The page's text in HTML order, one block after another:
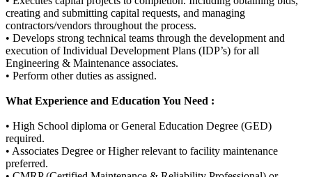
creating and submitting capital requests, and managing
contractors/vendors throughout the process.
• Develops strong technical teams through the development and
execution of Individual Development Plans (IDP’s) for all
Engineering & Maintenance associates.
• Perform other duties as assigned.
What Experience and Education You Need :
• High School diploma or General Education Degree (GED)
required.
• Associates Degree or Higher relevant to facility maintenance
preferred.